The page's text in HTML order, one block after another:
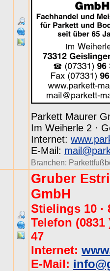
Parkett Maurer
Im Weiherle 2 ·
Internet:
E-Mail:
Branchen:
Gruber
GmbH
Stielings 10 ·
Telefon (0831
47
Internet:
E-Mail: